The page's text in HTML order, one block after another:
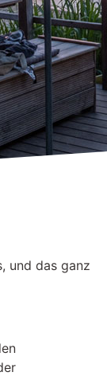
und das ganz